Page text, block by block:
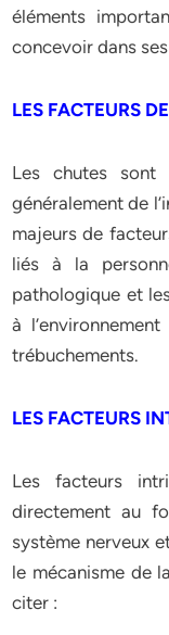
éléments
concevoir dans
LES FACTEURS
Les chutes sont
généralement de
majeurs de
liés à la
pathologique et
à
trébuchements.
LES FACTEURS
Les facteurs
directement au
système nerveux
le mécanisme de
citer :